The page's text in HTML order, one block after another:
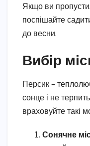
Якщо ви
поспішайте
до весни.
Вибір
Персик –
сонце і не
враховуйте такі
Сонячне